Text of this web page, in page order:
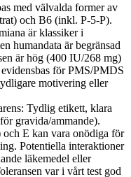
med välvalda former av
och B6 (inkl. P-5-P).
är klassiker i
humandata är begränsad
är hög (400 IU/268 mg)
för PMS/PMDS
motivering eller
Tydlig etikett, klara
gravida/ammande).
E kan vara onödiga för
Potentiella interaktioner
läkemedel eller
var i vårt test god